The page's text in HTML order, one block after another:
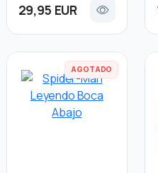
29,95 EUR
AGOTADO